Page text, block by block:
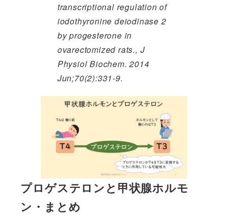
transcriptional regulation of
iodothyronine deiodinase 2
by progesterone in
ovarectomized rats., J
Physiol Biochem. 2014
Jun;70(2):331-9.
プロゲステロンと甲状腺ホルモ
ン・まとめ